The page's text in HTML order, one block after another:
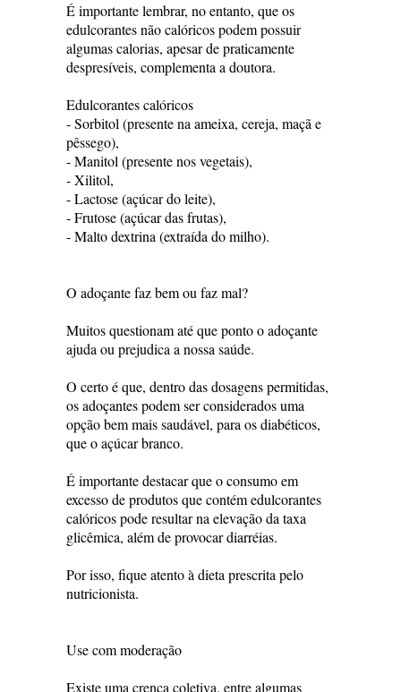
É importante lembrar, no entanto, que os
edulcorantes não calóricos podem possuir
algumas calorias, apesar de praticamente
despresíveis, complementa a doutora.
Edulcorantes calóricos
- Sorbitol (presente na ameixa, cereja, maçã e
pêssego),
- Manitol (presente nos vegetais),
- Xilitol,
- Lactose (açúcar do leite),
- Frutose (açúcar das frutas),
- Malto dextrina (extraída do milho).
O adoçante faz bem ou faz mal?
Muitos questionam até que ponto o adoçante
ajuda ou prejudica a nossa saúde.
O certo é que, dentro das dosagens permitidas,
os adoçantes podem ser considerados uma
opção bem mais saudável, para os diabéticos,
que o açúcar branco.
É importante destacar que o consumo em
excesso de produtos que contém edulcorantes
calóricos pode resultar na elevação da taxa
glicêmica, além de provocar diarréias.
Por isso, fique atento à dieta prescrita pelo
nutricionista.
Use com moderação
Existe uma crença coletiva, entre algumas